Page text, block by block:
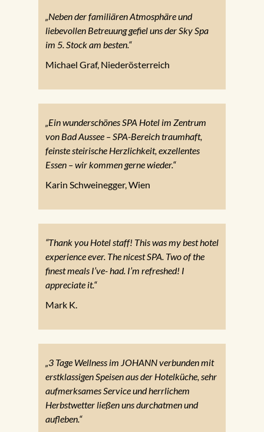
„Neben der familiären Atmosphäre und
liebevollen Betreuung gefiel uns der Sky Spa
im 5. Stock am besten.“
Michael Graf, Niederösterreich
„Ein wunderschönes SPA Hotel im Zentrum
von Bad Aussee – SPA-Bereich traumhaft,
feinste steirische Herzlichkeit, exzellentes
Essen – wir kommen gerne wieder.“
Karin Schweinegger, Wien
“Thank you Hotel staff! This was my best hotel
experience ever. The nicest SPA. Two of the
finest meals I’ve- had. I’m refreshed! I
appreciate it.“
Mark K.
„3 Tage Wellness im JOHANN verbunden mit
erstklassigen Speisen aus der Hotelküche, sehr
aufmerksames Service und herrlichem
Herbstwetter ließen uns durchatmen und
aufleben.“